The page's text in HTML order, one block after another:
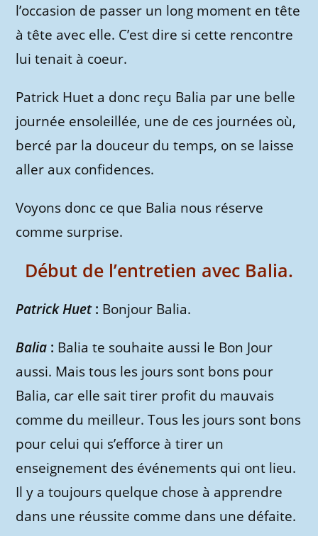
l’occasion de passer un long moment en tête
à tête avec elle. C’est dire si cette rencontre
lui tenait à coeur.
Patrick Huet a donc reçu Balia par une belle
journée ensoleillée, une de ces journées où,
bercé par la douceur du temps, on se laisse
aller aux confidences.
Voyons donc ce que Balia nous réserve
comme surprise.
Début de l’entretien avec Balia.
Patrick Huet: Bonjour Balia.
Balia : Balia te souhaite aussi le Bon Jour
aussi. Mais tous les jours sont bons pour
Balia, car elle sait tirer profit du mauvais
comme du meilleur. Tous les jours sont bons
pour celui qui s’efforce à tirer un
enseignement des événements qui ont lieu.
Il y a toujours quelque chose à apprendre
dans une réussite comme dans une défaite.